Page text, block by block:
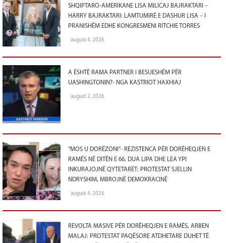
SHQIPTARO-AMERIKANE LISA MILICAJ BAJRAKTARI –
HARRY BAJRAKTARI: LAMTUMIRË E DASHUR LISA – I
PRANISHËM EDHE KONGRESMENI RITCHIE TORRES
august 4, 2026
A ËSHTË RAMA PARTNER I BESUESHËM PËR
UASHINGTONIN?- NGA KASTRIOT HAXHIAJ
august 2, 2026
“MOS U DORËZONI”- REZISTENCA PËR DORËHEQJEN E
RAMËS NË DITËN E 66, DUA LIPA DHE LEA YPI
INKURAJOJNË QYTETARËT: PROTESTAT SJELLIN
NDRYSHIM, MBROJNË DEMOKRACINË
august 4, 2026
REVOLTA MASIVE PËR DORËHEQJEN E RAMËS, ARBEN
MALAJ: PROTESTAT PAQËSORE ATDHETARE DUHET TË